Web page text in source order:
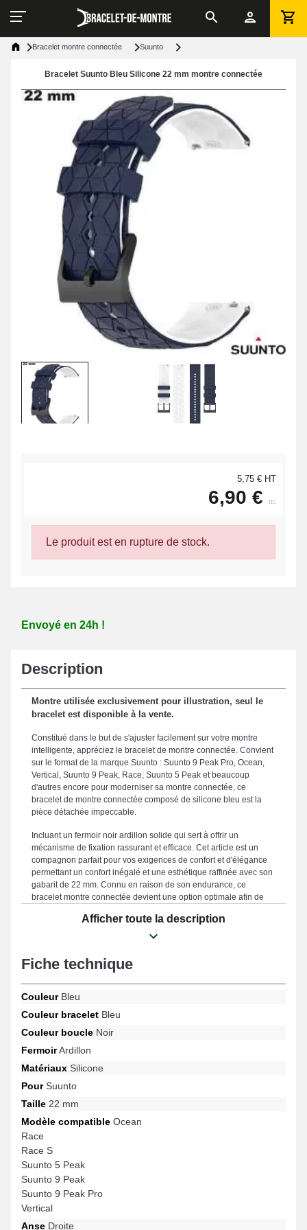
Bracelet montre connectée Suunto
Bracelet Suunto Bleu Silicone 22 mm montre connectée
5,75 € HT
6,90 € ttc
Le produit est en rupture de stock.
Envoyé en 24h !
Description
Montre utilisée exclusivement pour illustration, seul le
bracelet est disponible à la vente.
Constitué dans le but de s'ajuster facilement sur votre montre
intelligente, appréciez le bracelet de montre connectée. Convient
sur le format de la marque Suunto : Suunto 9 Peak Pro, Ocean,
Vertical, Suunto 9 Peak, Race, Suunto 5 Peak et beaucoup
d'autres encore pour moderniser sa montre connectée, ce
bracelet de montre connectée composé de silicone bleu est la
pièce détachée impeccable.
Incluant un fermoir noir ardillon solide qui sert à offrir un
mécanisme de fixation rassurant et efficace. Cet article est un
compagnon parfait pour vos exigences de confort et d'élégance
permettant un confort inégalé et une esthétique raffinée avec son
gabarit de 22 mm. Connu en raison de son endurance, ce
bracelet montre connectée devient une option optimale afin de
garantissant une longévité accrue pour votre bracelet. Le coloris
bleu intemporel du bracelet pour montre confère un visuel unique
version de bracelet de montre et est adapté avec les modèles
Suunto 5 Peak, Race, Race S, Suunto 9 Peak Pro, Suunto 9
Peak, Ocean et beaucoup plus encore de la marque Suunto.
Avec l'aide de sa fabrication minutieuse, ce bracelet pour montre
populaires pour un usage polyvalent.
Afficher toute la description
Fiche technique
CouleurBleu
Couleur bracelet Bleu
Couleur boucle Noir
FermoirArdillon
Matériaux Silicone
PourSuunto
Taille 22 mm
Modèle compatible Ocean
Race
Race S
Suunto 5 Peak
Suunto 9 Peak
Suunto 9 Peak Pro
Vertical
Anse Droite